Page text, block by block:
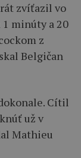
zvíťazil vo
minúty a 20
z
Belgičan
Cítil
už v
Mathieu